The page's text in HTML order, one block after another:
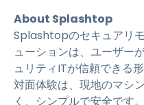
About Splashtop
Splashtopのセキュアリ
ューションは、ユーザー
ュリティITが信頼できる
対面体験は、現地のマシ
く、シンプルで安全です